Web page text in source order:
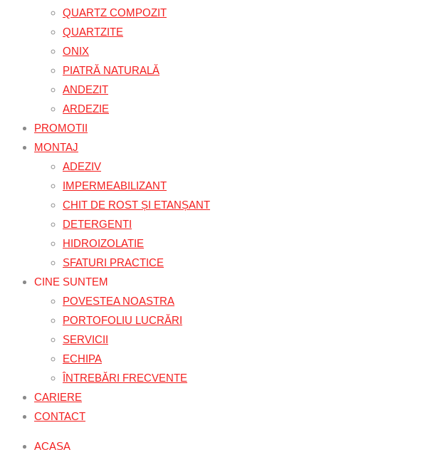
QUARTZ COMPOZIT
QUARTZITE
ONIX
PIATRĂ NATURALĂ
ANDEZIT
ARDEZIE
PROMOTII
MONTAJ
ADEZIV
IMPERMEABILIZANT
CHIT DE ROST ȘI ETANȘANT
DETERGENTI
HIDROIZOLATIE
SFATURI PRACTICE
CINE SUNTEM
POVESTEA NOASTRA
PORTOFOLIU LUCRĂRI
SERVICII
ECHIPA
ÎNTREBĂRI FRECVENTE
CARIERE
CONTACT
ACASA